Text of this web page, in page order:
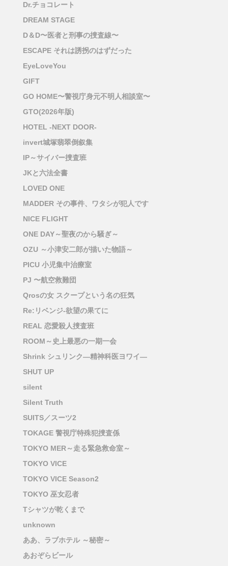
Dr.チョコレート
DREAM STAGE
D＆D〜医者と刑事の捜査線〜
ESCAPE それは誘拐のはずだった
EyeLoveYou
GIFT
GO HOME〜警視庁身元不明人相談室〜
GTO(2026年版)
HOTEL -NEXT DOOR-
invert城塚翡翠倒叙集
IP～サイバー捜査班
JKと六法全書
LOVED ONE
MADDER その事件、ワタシが犯人です
NICE FLIGHT
ONE DAY～聖夜のから騒ぎ～
OZU ～小津安二郎が描いた物語～
PICU 小児集中治療室
PJ 〜航空救難団
Qrosの女 スクープという名の狂気
Re:リベンジ-欲望の果てに
REAL 恋愛殺人捜査班
ROOM～史上最悪の一期一会
Shrink シュリンク―精神科医ヨワイ―
SHUT UP
silent
Silent Truth
SUITS／スーツ2
TOKAGE 警視庁特殊犯捜査係
TOKYO MER～走る緊急救命室～
TOKYO VICE
TOKYO VICE Season2
TOKYO 巫女忍者
Tシャツが乾くまで
unknown
ああ、ラブホテル ～秘密～
あおぞらビール